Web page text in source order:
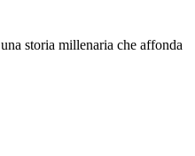
storia millenaria che affonda